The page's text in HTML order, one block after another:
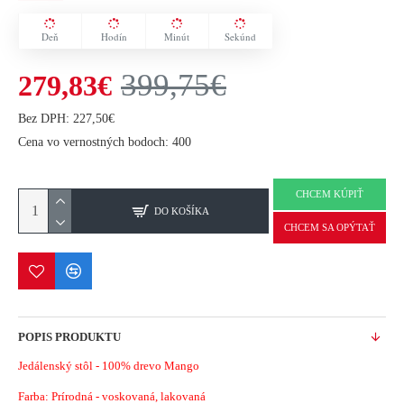
Deň Hodín Minút Sekúnd
279,83€ 399,75€
Bez DPH: 227,50€
Cena vo vernostných bodoch: 400
DO KOŠÍKA
CHCEM KÚPIŤ
CHCEM SA OPÝTAŤ
POPIS PRODUKTU
Jedálenský stôl - 100% drevo Mango
Farba: Prírodná - voskovaná, lakovaná